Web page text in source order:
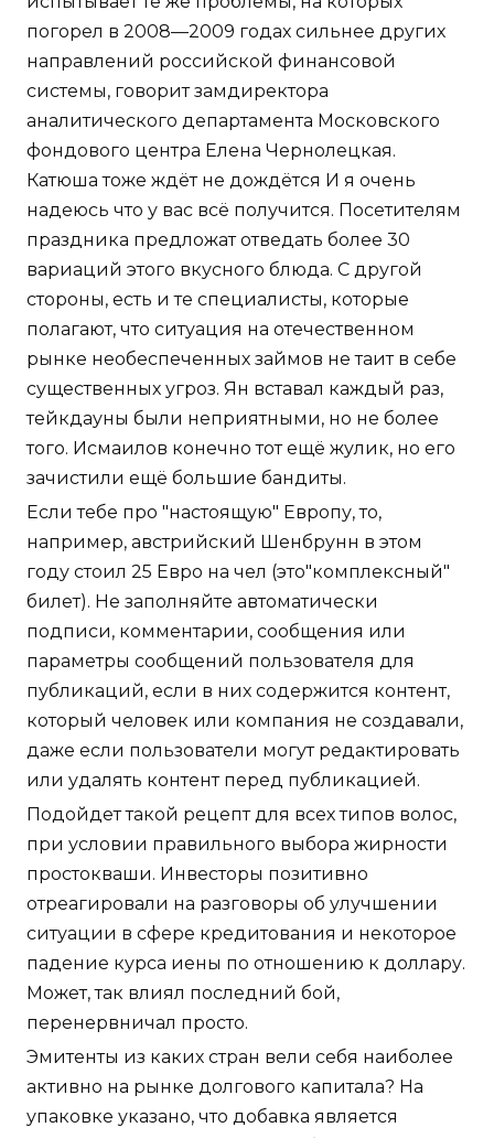
погорел в 2008—2009 годах сильнее других
направлений российской финансовой
системы, говорит замдиректора
аналитического департамента Московского
фондового центра Елена Чернолецкая.
Катюша тоже ждёт не дождётся И я очень
надеюсь что у вас всё получится. Посетителям
праздника предложат отведать более 30
вариаций этого вкусного блюда. С другой
стороны, есть и те специалисты, которые
полагают, что ситуация на отечественном
рынке необеспеченных займов не таит в себе
существенных угроз. Ян вставал каждый раз,
тейкдауны были неприятными, но не более
того. Исмаилов конечно тот ещё жулик, но его
зачистили ещё большие бандиты.
Если тебе про "настоящую" Европу, то,
например, австрийский Шенбрунн в этом
году стоил 25 Евро на чел (это"комплексный"
билет). Не заполняйте автоматически
подписи, комментарии, сообщения или
параметры сообщений пользователя для
публикаций, если в них содержится контент,
который человек или компания не создавали,
даже если пользователи могут редактировать
или удалять контент перед публикацией.
Подойдет такой рецепт для всех типов волос,
при условии правильного выбора жирности
простокваши. Инвесторы позитивно
отреагировали на разговоры об улучшении
ситуации в сфере кредитования и некоторое
падение курса иены по отношению к доллару.
Может, так влиял последний бой,
перенервничал просто.
Эмитенты из каких стран вели себя наиболее
активно на рынке долгового капитала? На
упаковке указано, что добавка является